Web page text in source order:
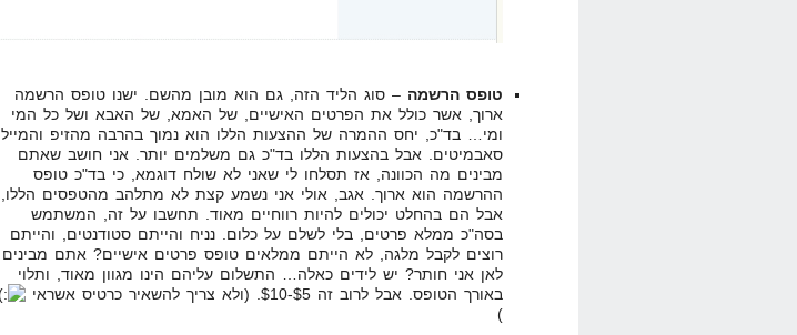
טופס הרשמה – סוג הליד הזה, גם הוא מובן מהשם. ישנו טופס הרשמה
ארוך, אשר כולל את הפרטים האישיים, של האמא, של האבא ושל כל המי
ומי… בד"כ, יחס ההמרה של ההצעות הללו הוא נמוך בהרבה מהזיפ והמייל
סאבמיטים. אבל בהצעות הללו בד"כ גם משלמים יותר. אני חושב שאתם
מבינים מה הכוונה, אז תסלחו לי שאני לא שולח דוגמא, כי בד"כ טופס
ההרשמה הוא ארוך. אגב, אולי אני נשמע קצת לא מתלהב מהטפסים הללו,
אבל הם בהחלט יכולים להיות רווחיים מאוד. תחשבו על זה, המשתמש
בסה"כ ממלא פרטים, בלי לשלם על כלום. נניח והייתם סטודנטים, והייתם
רוצים לקבל מלגה, לא הייתם ממלאים טופס פרטים אישיים? אתם מבינים
לאן אני חותר? יש לידים כאלה… התשלום עליהם הינו מגוון מאוד, ותלוי
באורך הטופס. אבל לרוב זה $5-$10. (ולא צריך להשאיר כרטיס אשראי
)